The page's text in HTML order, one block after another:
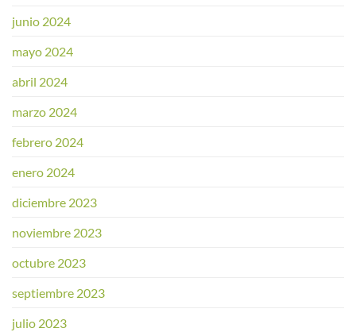
junio 2024
mayo 2024
abril 2024
marzo 2024
febrero 2024
enero 2024
diciembre 2023
noviembre 2023
octubre 2023
septiembre 2023
julio 2023